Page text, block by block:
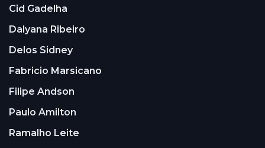
Cid Gadelha
Dalyana Ribeiro
Delos Sidney
Fabricio Marsicano
Filipe Andson
Paulo Amilton
Ramalho Leite